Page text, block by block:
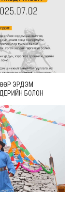
ЭРДЭМ
БОЛОН